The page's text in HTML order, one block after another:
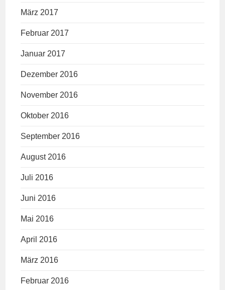
März 2017
Februar 2017
Januar 2017
Dezember 2016
November 2016
Oktober 2016
September 2016
August 2016
Juli 2016
Juni 2016
Mai 2016
April 2016
März 2016
Februar 2016